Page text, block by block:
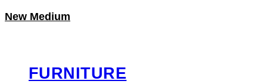
New Medium
FURNITURE